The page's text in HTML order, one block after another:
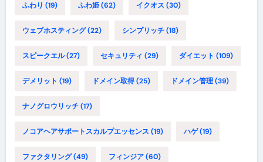
ふわり (19) ふわ姫(62) イクオス (30)
ウェブホスティング(22) シンプリッチ(18)
スピークエル(27) セキュリティ (29) ダイエット (109)
デメリット (19) ドメイン取得(25) ドメイン管理(39)
ナノグロウリッチ(17)
ノコアヘアサポートスカルプエッセンス (19) ハゲ(19)
ファクタリング(49) フィンジア(60)